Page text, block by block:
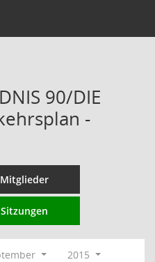
90/DIE
-
Mitglieder
Sitzungen
2015